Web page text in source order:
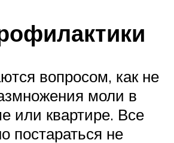
вопросом, как не
моли в
или квартире. Все
постараться не